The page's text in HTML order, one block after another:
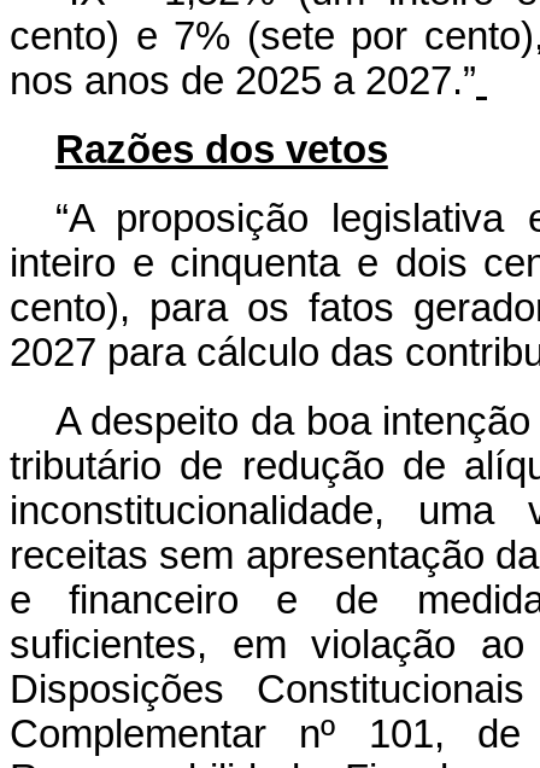
cento) e 7% (sete por
nos anos de 2025 a 2027.”
Razões dos vetos
“A proposição
inteiro e cinquenta e dois
cento), para os fatos
2027 para cálculo das
A despeito da boa
tributário de redução de
inconstitucionalidade,
receitas sem apresentação
e financeiro e de
suficientes, em violação
Disposições
Complementar nº 101,